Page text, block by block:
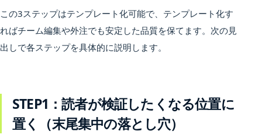
この3ステップはテンプレート化可能で、テンプレート化す
ればチーム編集や外注でも安定した品質を保てます。次の見
出しで各ステップを具体的に説明します。
STEP1：読者が検証したくなる位置に
置く（末尾集中の落とし穴）